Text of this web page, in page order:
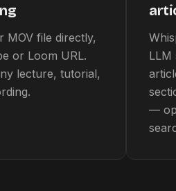
MOV file directly,
or Loom URL.
lecture, tutorial,
LLM
—